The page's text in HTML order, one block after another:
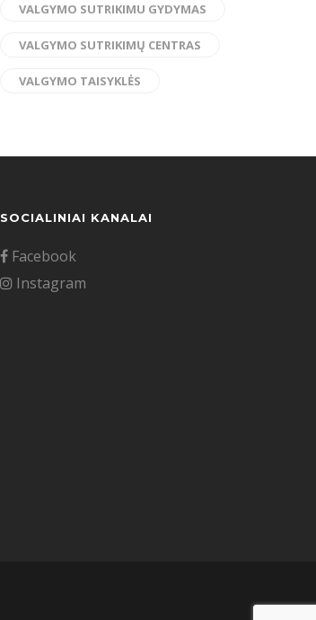
VALGYMO SUTRIKIMU GYDYMAS
VALGYMO SUTRIKIMŲ CENTRAS
VALGYMO TAISYKLĖS
SOCIALINIAI KANALAI
Facebook
Instagram